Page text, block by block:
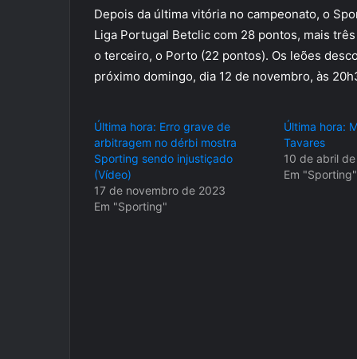
Depois da última vitória no campeonato, o
Liga Portugal Betclic com 28 pontos, mais
o terceiro, o Porto (22 pontos). Os leões
próximo domingo, dia 12 de novembro, às
Última hora: Erro grave de
arbitragem no dérbi mostra
Sporting sendo injustiçado
(Vídeo)
17 de novembro de 2023
Em "Sporting"
Última hora:
Tavares
10 de abril
Em "Sporting"